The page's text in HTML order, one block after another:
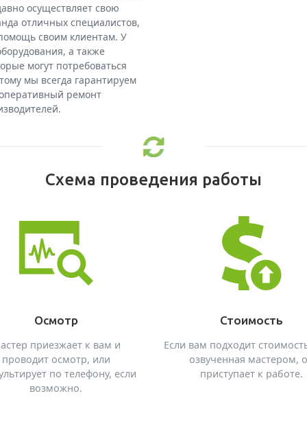
осуществляет свою
отличных специалистов,
своим клиентам. У
а также
могут потребоваться
мы всегда гарантируем
ремонт
Схема проведения работы
Осмотр
приезжает к вам и
проводит осмотр, или
по телефону, если
возможно.
Стоимость
Если вам подходит
озвученная мастером,
приступает к работе.